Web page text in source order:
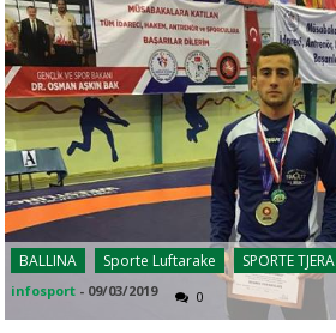
BALLINA Sporte Luftarake SPORTE TJERA
infosport - 09/03/2019 0